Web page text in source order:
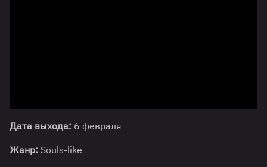
Дата выхода: 6 февраля
Жанр: Souls-like